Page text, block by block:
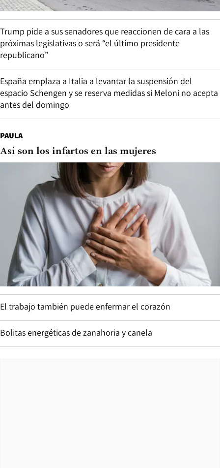
Trump pide a sus senadores que reaccionen de cara a las
próximas legislativas o será “el último presidente
republicano”
España emplaza a Italia a levantar la suspensión del
espacio Schengen y se reserva medidas si Meloni no acepta
antes del domingo
PAULA
Así son los infartos en las mujeres
El trabajo también puede enfermar el corazón
Bolitas energéticas de zanahoria y canela